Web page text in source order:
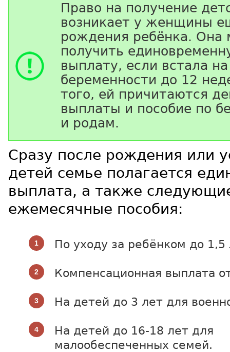
Право на получение
возникает у женщины
рождения ребёнка. Она
получить
выплату, если встала
беременности до 12
того, ей причитаются
выплаты и пособие по
и родам.
Сразу после рождения или
детей семье полагается
выплата, а также
ежемесячные пособия:
По уходу за ребёнком до 1,5
Компенсационная выплата
На детей до 3 лет для
На детей до 16-18 лет для
малообеспеченных семей.